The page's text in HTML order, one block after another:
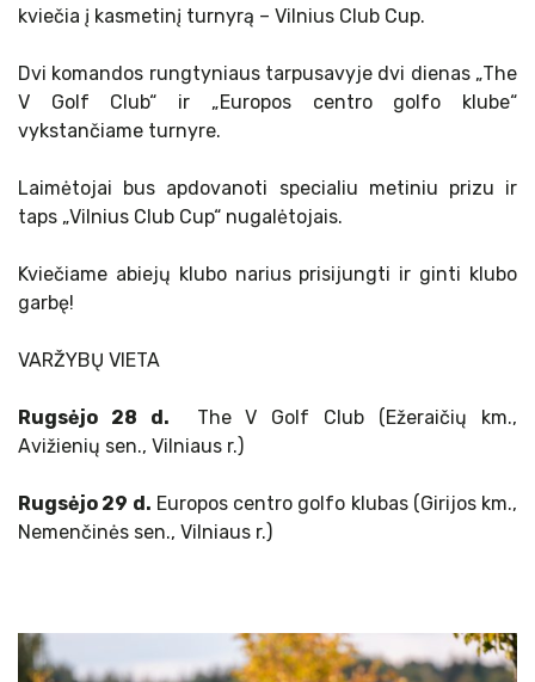
kviečia į kasmetinį turnyrą – Vilnius Club Cup.
Dvi komandos rungtyniaus tarpusavyje dvi dienas „The
V Golf Club“ ir „Europos centro golfo klube“
vykstančiame turnyre.
Laimėtojai bus apdovanoti specialiu metiniu prizu ir
taps „Vilnius Club Cup“ nugalėtojais.
Kviečiame abiejų klubo narius prisijungti ir ginti klubo
garbę!
VARŽYBŲ VIETA
Rugsėjo 28 d.
The V Golf Club (Ežeraičių km.,
Avižienių sen., Vilniaus r.)
Rugsėjo 29 d. Europos centro golfo klubas (Girijos km.,
Nemenčinės sen., Vilniaus r.)